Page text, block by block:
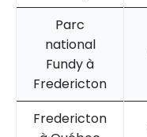
Parc
national
Fundy à
Fredericton
Fredericton